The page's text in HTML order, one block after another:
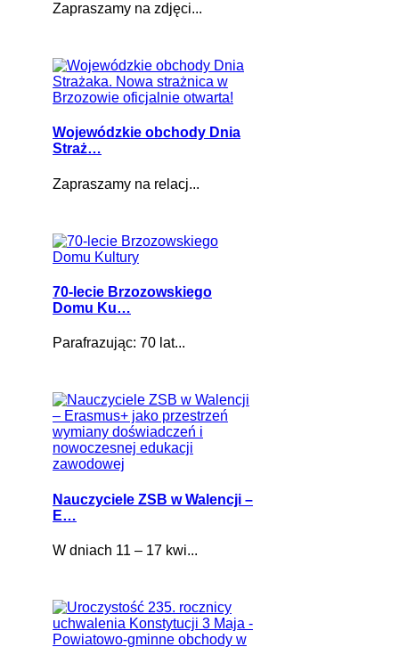
Zapraszamy na zdjęci...
Wojewódzkie obchody Dnia
Straż…
Zapraszamy na relacj...
70-lecie Brzozowskiego
Domu Ku…
Parafrazując: 70 lat...
Nauczyciele ZSB w Walencji –
E…
W dniach 11 – 17 kwi...